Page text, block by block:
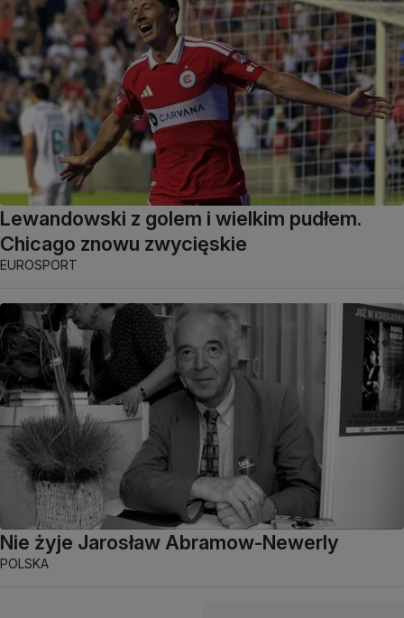
Lewandowski z golem i wielkim pudłem.
Chicago znowu zwycięskie
EUROSPORT
Nie żyje Jarosław Abramow-Newerly
POLSKA